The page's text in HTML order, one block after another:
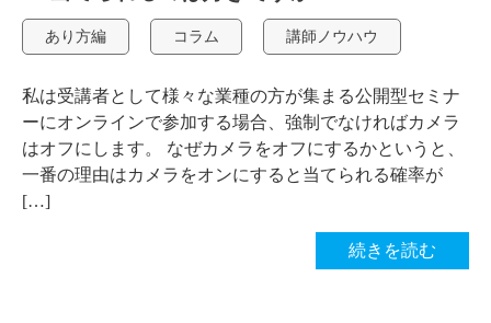
あり方編 コラム 講師ノウハウ
私は受講者として様々な業種の方が集まる公開型セミナ
ーにオンラインで参加する場合、強制でなければカメラ
はオフにします。 なぜカメラをオフにするかというと、
一番の理由はカメラをオンにすると当てられる確率が
[…]
続きを読む